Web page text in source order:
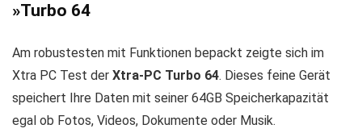
»Turbo 64
Am robustesten mit Funktionen bepackt zeigte sich im
Xtra PC Test der Xtra-PC Turbo 64. Dieses feine Gerät
speichert Ihre Daten mit seiner 64GB Speicherkapazität
egal ob Fotos, Videos, Dokumente oder Musik.